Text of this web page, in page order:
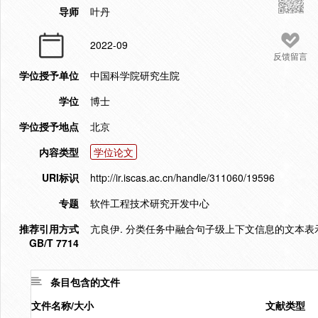
反馈留言
导师 叶丹
2022-09
学位授予单位
中国科学院研究生院
学位
博士
学位授予地点
北京
内容类型
学位论文
URI标识
http://ir.iscas.ac.cn/handle/311060/19596
专题
软件工程技术研究开发中心
推荐引用方式
GB/T 7714
亢良伊. 分类任务中融合句子级上下文信息的文本
条目包含的文件
文件名称/大小
文献类型